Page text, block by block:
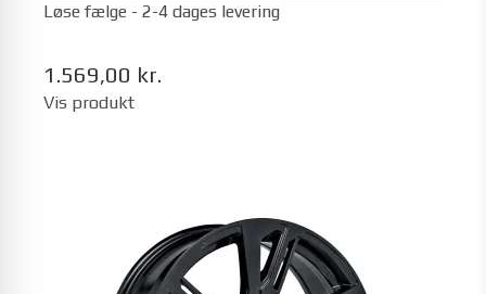
Løse fælge - 2-4 dages levering
1.569,00 kr.
Vis produkt